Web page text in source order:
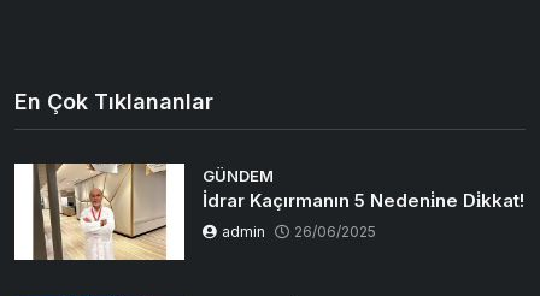
En Çok Tıklananlar
GÜNDEM
İdrar Kaçırmanın 5 Nedeni̇ne Di̇kkat!
admin 26/06/2025